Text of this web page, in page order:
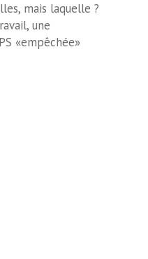
mais laquelle ?
une
«empêchée»